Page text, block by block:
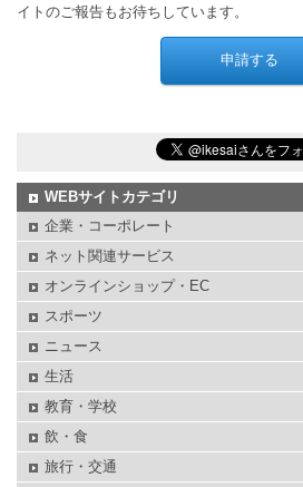
イトのご報告もお待ちしています。
WEBサイトカテゴリ
企業・コーポレート
ネット関連サービス
オンラインショップ・EC
スポーツ
ニュース
生活
教育・学校
飲・食
旅行・交通